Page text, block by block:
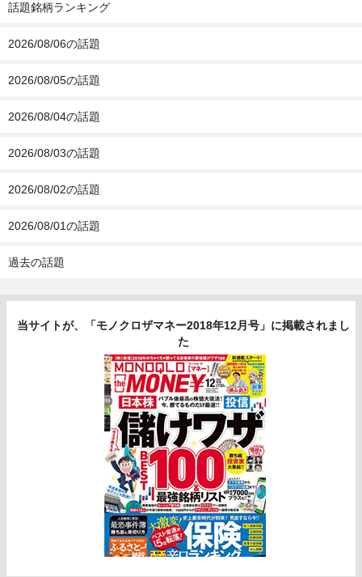
話題銘柄ランキング
2026/08/06の話題
2026/08/05の話題
2026/08/04の話題
2026/08/03の話題
2026/08/02の話題
2026/08/01の話題
過去の話題
当サイトが、「モノクロザマネー2018年12月号」に掲載されまし
た